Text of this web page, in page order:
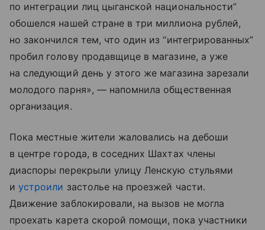
по интеграции лиц цыганской национальности”
обошелся нашей стране в три миллиона рублей,
но закончился тем, что один из “интегрированных”
пробил голову продавщице в магазине, а уже
на следующий день у этого же магазина зарезали
молодого парня», — напомнила общественная
организация.
Пока местные жители жаловались на дебоши
в центре города, в соседних Шахтах члены
диаспоры перекрыли улицу Ленскую стульями
иустроили застолье на проезжей части.
Движение заблокировали, на вызов не могла
проехать карета скорой помощи, пока участники